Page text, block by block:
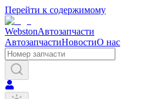
Перейти к содержимому
WebstonАвтозапчасти
АвтозапчастиНовостиО нас